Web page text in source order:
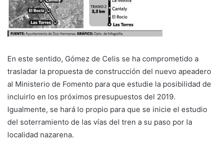
En este sentido, Gómez de Celis se ha comprometido a
trasladar la propuesta de construcción del nuevo apeadero
al Ministerio de Fomento para que estudie la posibilidad de
incluirlo en los próximos presupuestos del 2019.
Igualmente, se hará lo propio para que se inicie el estudio
del soterramiento de las vías del tren a su paso por la
localidad nazarena.